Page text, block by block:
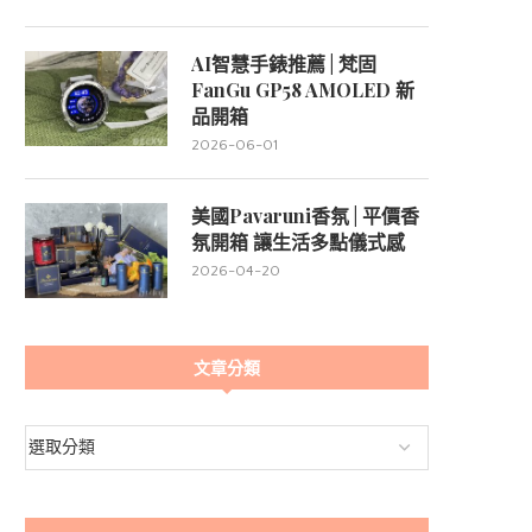
AI智慧手錶推薦 | 梵固
FanGu GP58 AMOLED 新
品開箱
2026-06-01
美國Pavaruni香氛 | 平價香
氛開箱 讓生活多點儀式感
2026-04-20
文章分類